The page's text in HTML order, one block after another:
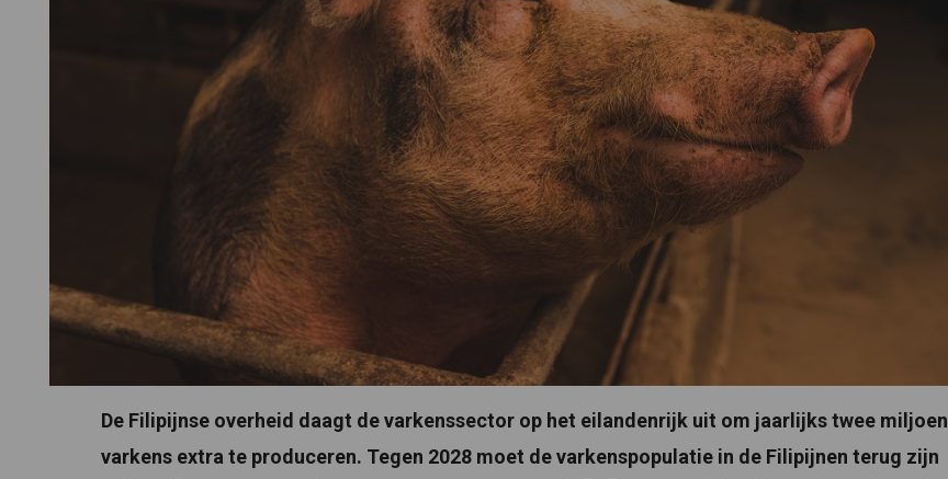
De Filipijnse overheid daagt de varkenssector op het eilandenrijk uit om jaarlijks twee miljoen
varkens extra te produceren. Tegen 2028 moet de varkenspopulatie in de Filipijnen terug zijn